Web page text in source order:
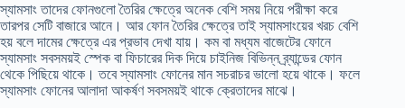
স্যামসাং তাদের ফোনগুলো তৈরির ক্ষেত্রে অনেক বেশি সময় নিয়ে পরীক্ষা করে
তারপর সেটি বাজারে আনে। আর ফোন তৈরির ক্ষেত্রে তাই স্যামসাংয়ের খরচ বেশি
হয় বলে দামের ক্ষেত্রে এর প্রভাব দেখা যায়। কম বা মধ্যম বাজেটের ফোনে
স্যামসাং সবসময়ই স্পেক বা ফিচারের দিক দিয়ে চাইনিজ বিভিন্ন ব্র্যান্ডের ফোন
থেকে পিছিয়ে থাকে। তবে স্যামসাং ফোনের মান সচরাচর ভালো হয়ে থাকে। ফলে
স্যামসাং ফোনের আলাদা আকর্ষণ সবসময়ই থাকে ক্রেতাদের মাঝে।